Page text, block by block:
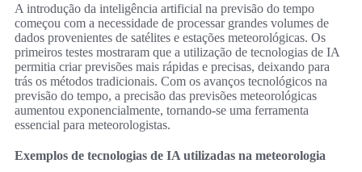
A introdução da inteligência artificial na previsão do tempo
começou com a necessidade de processar grandes volumes de
dados provenientes de satélites e estações meteorológicas. Os
primeiros testes mostraram que a utilização de tecnologias de IA
permitia criar previsões mais rápidas e precisas, deixando para
trás os métodos tradicionais. Com os avanços tecnológicos na
previsão do tempo, a precisão das previsões meteorológicas
aumentou exponencialmente, tornando-se uma ferramenta
essencial para meteorologistas.
Exemplos de tecnologias de IA utilizadas na meteorologia